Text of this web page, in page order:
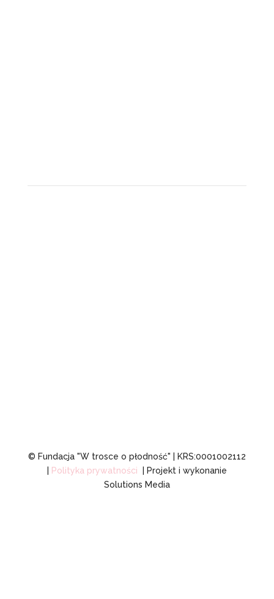
© Fundacja "W trosce o płodność" | KRS:0001002112
Polityka prywatności | Projekt i wykonanie
Solutions Media